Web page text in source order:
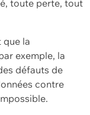
toute perte, tout
la
exemple, la
défauts de
contre